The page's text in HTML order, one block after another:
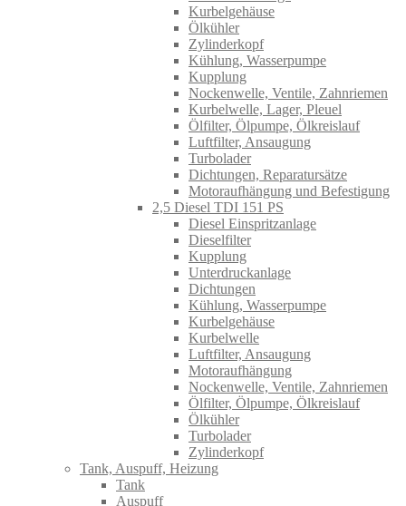
Kurbelgehäuse
Ölkühler
Zylinderkopf
Kühlung, Wasserpumpe
Kupplung
Nockenwelle, Ventile, Zahnriemen
Kurbelwelle, Lager, Pleuel
Ölfilter, Ölpumpe, Ölkreislauf
Luftfilter, Ansaugung
Turbolader
Dichtungen, Reparatursätze
Motoraufhängung und Befestigung
2,5 Diesel TDI 151 PS
Diesel Einspritzanlage
Dieselfilter
Kupplung
Unterdruckanlage
Dichtungen
Kühlung, Wasserpumpe
Kurbelgehäuse
Kurbelwelle
Luftfilter, Ansaugung
Motoraufhängung
Nockenwelle, Ventile, Zahnriemen
Ölfilter, Ölpumpe, Ölkreislauf
Ölkühler
Turbolader
Zylinderkopf
Tank, Auspuff, Heizung
Tank
Auspuff